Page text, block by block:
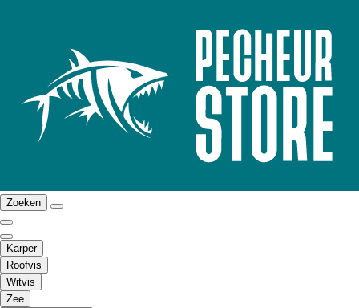
Zoeken
Karper
Roofvis
Witvis
Zee